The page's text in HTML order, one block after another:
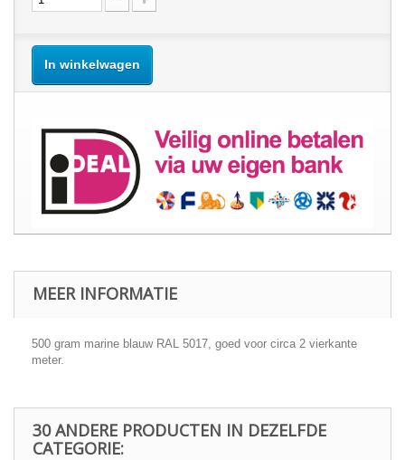
In winkelwagen
MEER INFORMATIE
500 gram marine blauw RAL 5017, goed voor circa 2 vierkante
meter.
30 ANDERE PRODUCTEN IN DEZELFDE
CATEGORIE: